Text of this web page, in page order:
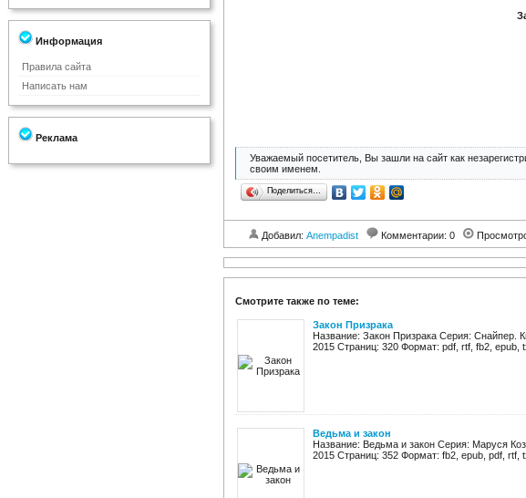
Информация
Правила сайта
Написать нам
Реклама
Уважаемый посетитель, Вы зашли на сайт как
своим именем.
Поделиться…
Добавил: Anempadist Комментарии: 0
Смотрите также по теме:
Закон Призрака
Название: Закон Призрака Серия: Снайпер.
2015 Страниц: 320 Формат: pdf, rtf, fb2, epub,
Ведьма и закон
Название: Ведьма и закон Серия: Маруся
2015 Страниц: 352 Формат: fb2, epub, pdf, rtf,